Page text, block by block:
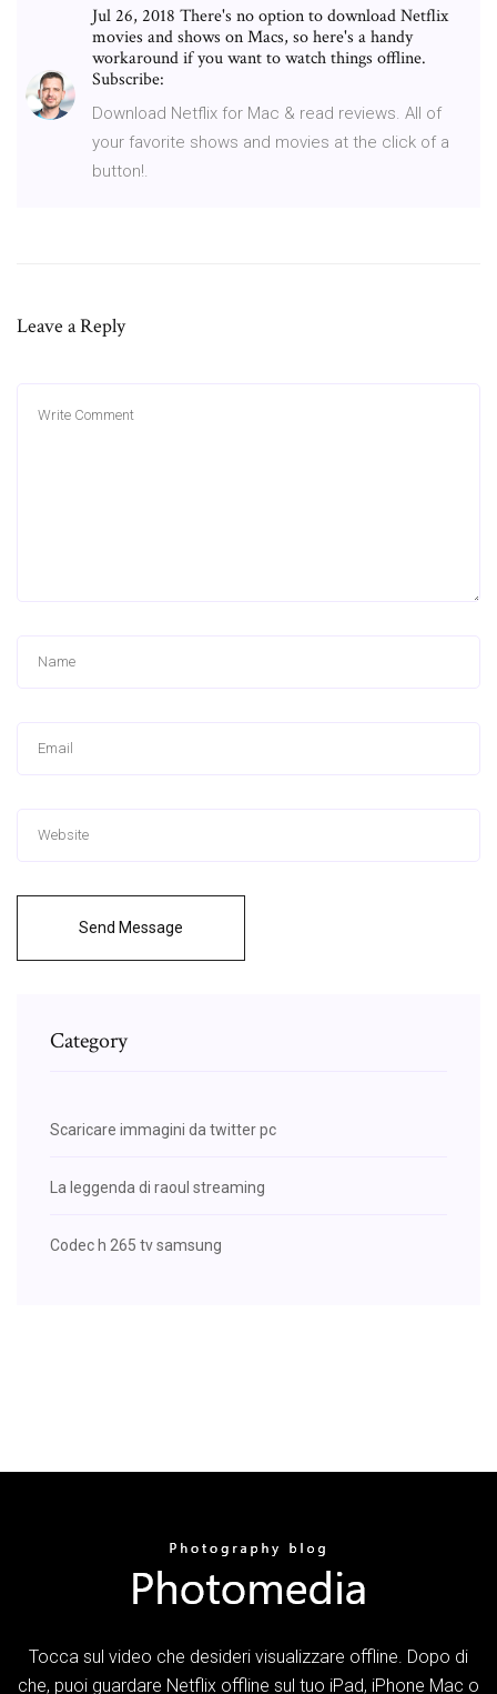
Jul 26, 2018 There's no option to download Netflix
movies and shows on Macs, so here's a handy
workaround if you want to watch things offline.
Subscribe:
Download Netflix for Mac & read reviews. All of
your favorite shows and movies at the click of a
button!.
Leave a Reply
Send Message
Category
Scaricare immagini da twitter pc
La leggenda di raoul streaming
Codec h 265 tv samsung
Tocca sul video che desideri visualizzare offline. Dopo di
che, puoi guardare Netflix offline sul tuo iPad, iPhone Mac o